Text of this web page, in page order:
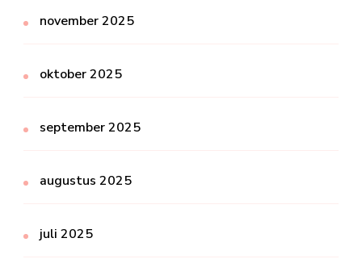
november 2025
oktober 2025
september 2025
augustus 2025
juli 2025